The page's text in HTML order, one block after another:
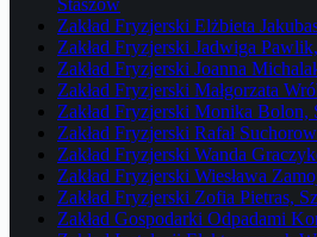
Staszów
Zakład Fryzjerski Elżbieta
Zakład Fryzjerski Jadwiga
Zakład Fryzjerski Joanna
Zakład Fryzjerski Małgorzata
Zakład Fryzjerski Monika Bolon,
Zakład Fryzjerski Rafał
Zakład Fryzjerski Wanda
Zakład Fryzjerski Wiesława
Zakład Fryzjerski Zofia Pietras,
Zakład Gospodarki Odpadami